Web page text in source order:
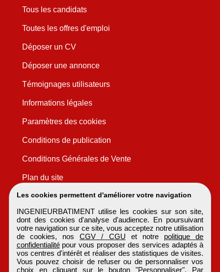
Les cookies permettent d'améliorer votre navigation
INGENIEURBATIMENT utilise les cookies sur son site,
dont des cookies d'analyse d'audience. En poursuivant
votre navigation sur ce site, vous acceptez notre utilisation
de cookies, nosCGV / CGU et notre politique de
confidentialitépour vous proposer des services adaptés à
vos centres d'intérêt et réaliser des statistiques de visites.
Vous pouvez choisir de refuser ou de personnaliser vos
choix en cliquant sur le bouton "Personnaliser". Par
Tous les candidats
Toutes les offres d'emploi
Déposer un CV
Déposer une annonce
Témoignages utilisateurs
Informations légales
Paramètres des cookies
Conditions de publication
Conditions Générales de Vente
Plan du site